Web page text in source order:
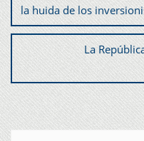
la huida de los
La